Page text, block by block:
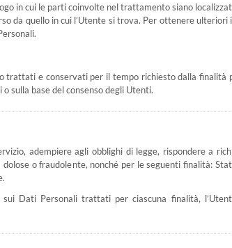
in cui le parti coinvolte nel trattamento siano
da quello in cui l’Utente si trova. Per ottenere
trattati e conservati per il tempo richiesto dalla
sulla base del consenso degli Utenti.
adempiere agli obblighi di legge, rispondere a
o fraudolente, nonché per le seguenti finalità:
Dati Personali trattati per ciascuna finalità,